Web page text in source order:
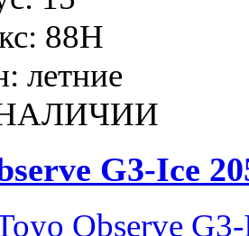
88H
летние
G3-Ice